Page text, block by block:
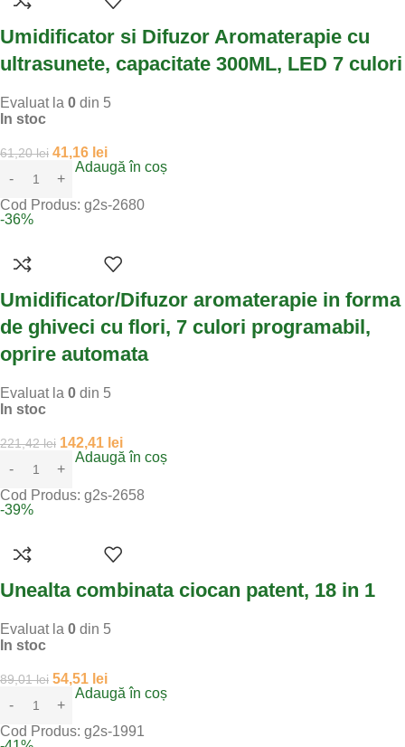
Umidificator si Difuzor Aromaterapie cu
ultrasunete, capacitate 300ML, LED 7 culori
Evaluat la 0 din 5
In stoc
61,20lei 41,16 lei
Adaugă în coș
Cod Produs: g2s-2680
-36%
Umidificator/Difuzor aromaterapie in forma
de ghiveci cu flori, 7 culori programabil,
oprire automata
Evaluat la 0 din 5
In stoc
221,42lei 142,41 lei
Adaugă în coș
Cod Produs: g2s-2658
-39%
Unealta combinata ciocan patent, 18 in 1
Evaluat la 0 din 5
In stoc
89,01lei 54,51 lei
Adaugă în coș
Cod Produs: g2s-1991